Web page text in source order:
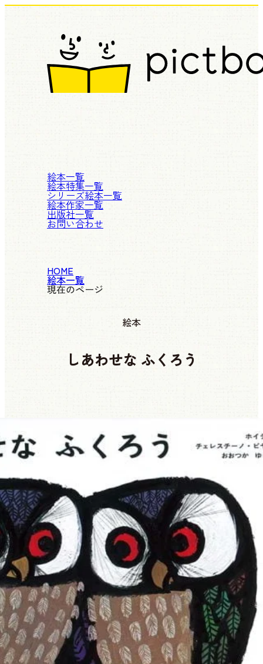
絵本一覧
絵本特集一覧
シリーズ絵本一覧
絵本作家一覧
出版社一覧
お問い合わせ
HOME
絵本一覧
現在のページ
絵本
しあわせな ふくろう